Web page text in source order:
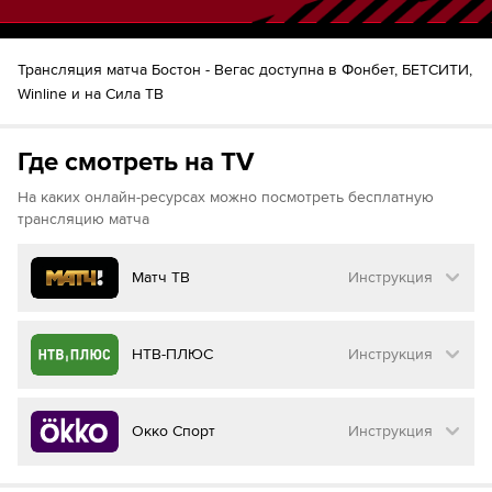
Ноа Ханифин
42
Марат Хуснутдинов
44
Йонатан Аспирот
Ши Теодор
Трансляция матча Бостон - Вегас доступна в Фонбет, БЕТСИТИ,
Winline и на Сила ТВ
Где смотреть на TV
На каких онлайн-ресурсах можно посмотреть бесплатную
трансляцию матча
Матч ТВ Инструкция
Как смотреть бесплатно трансляцию матча
Матч ТВ
Инструкция
Перейдите на сайт МАТЧ ТВ
НТВ-ПЛЮС Инструкция
Как смотреть бесплатно трансляцию матча
на НТВ ПЛЮС
Окко Спорт Инструкция